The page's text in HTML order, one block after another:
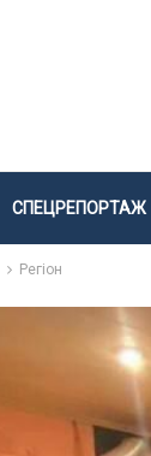
СПЕЦРЕПОРТАЖ
Регіон